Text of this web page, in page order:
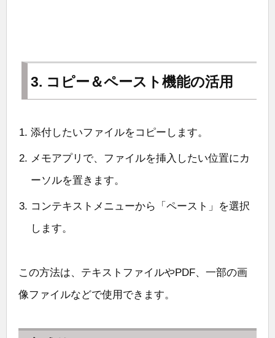
3. コピー＆ペースト機能の活用
添付したいファイルをコピーします。
メモアプリで、ファイルを挿入したい位置にカ
ーソルを置きます。
コンテキストメニューから「ペースト」を選択
します。
この方法は、テキストファイルやPDF、一部の画
像ファイルなどで使用できます。